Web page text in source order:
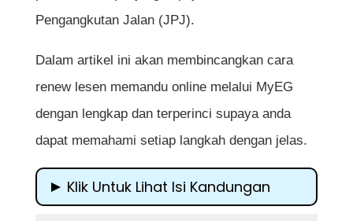
Pengangkutan Jalan (JPJ).
Dalam artikel ini akan membincangkan cara
renew lesen memandu online melalui MyEG
dengan lengkap dan terperinci supaya anda
dapat memahami setiap langkah dengan jelas.
Klik Untuk Lihat Isi Kandungan